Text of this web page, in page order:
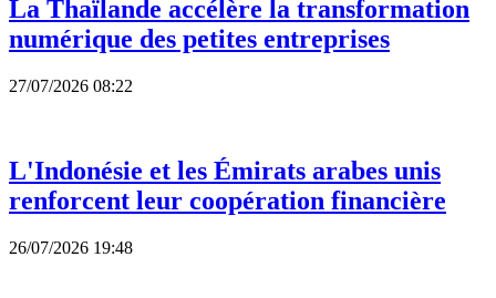
La Thaïlande accélère la transformation
numérique des petites entreprises
27/07/2026 08:22
L'Indonésie et les Émirats arabes unis
renforcent leur coopération financière
26/07/2026 19:48